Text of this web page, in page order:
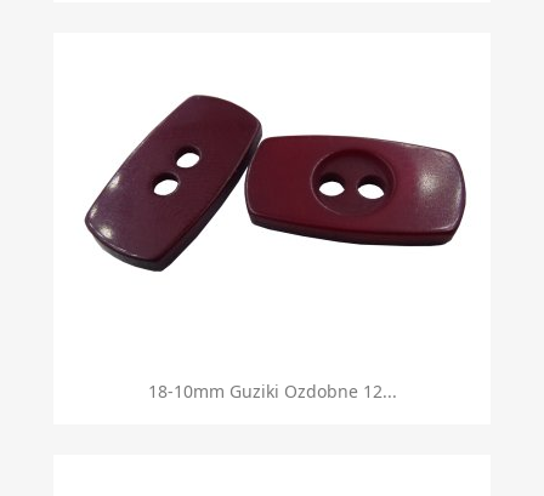
18-10mm Guziki Ozdobne 12...